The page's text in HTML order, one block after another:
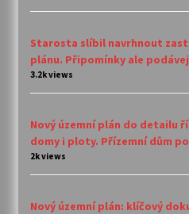
Starosta slíbil navrhnout
plánu. Připomínky ale
3.2k views
Nový územní plán do detailu
domy i ploty. Přízemní dům
2k views
Nový územní plán: klíčový